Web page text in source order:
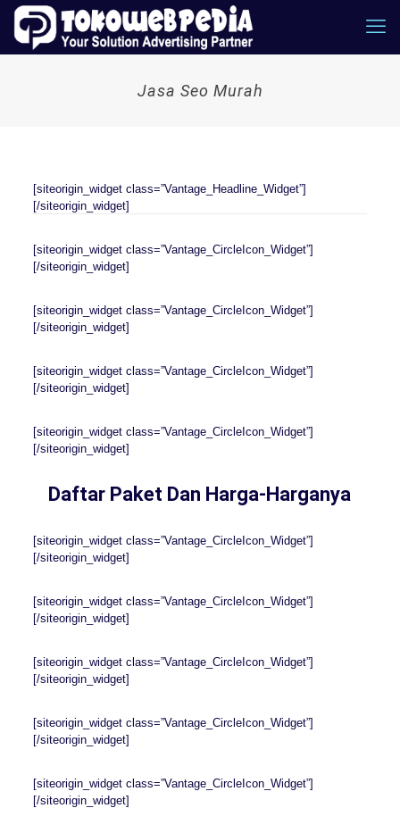
Jasa Seo Murah
[siteorigin_widget class=”Vantage_Headline_Widget”]
[/siteorigin_widget]
[siteorigin_widget class=”Vantage_CircleIcon_Widget”]
[/siteorigin_widget]
[siteorigin_widget class=”Vantage_CircleIcon_Widget”]
[/siteorigin_widget]
[siteorigin_widget class=”Vantage_CircleIcon_Widget”]
[/siteorigin_widget]
[siteorigin_widget class=”Vantage_CircleIcon_Widget”]
[/siteorigin_widget]
Daftar Paket Dan Harga-Harganya
[siteorigin_widget class=”Vantage_CircleIcon_Widget”]
[/siteorigin_widget]
[siteorigin_widget class=”Vantage_CircleIcon_Widget”]
[/siteorigin_widget]
[siteorigin_widget class=”Vantage_CircleIcon_Widget”]
[/siteorigin_widget]
[siteorigin_widget class=”Vantage_CircleIcon_Widget”]
[/siteorigin_widget]
[siteorigin_widget class=”Vantage_CircleIcon_Widget”]
[/siteorigin_widget]